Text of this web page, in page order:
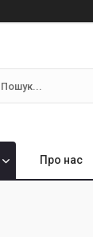
Про нас